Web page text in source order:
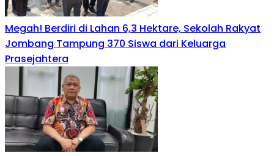
Megah! Berdiri di Lahan 6,3 Hektare, Sekolah Rakyat
Jombang Tampung 370 Siswa dari Keluarga
Prasejahtera